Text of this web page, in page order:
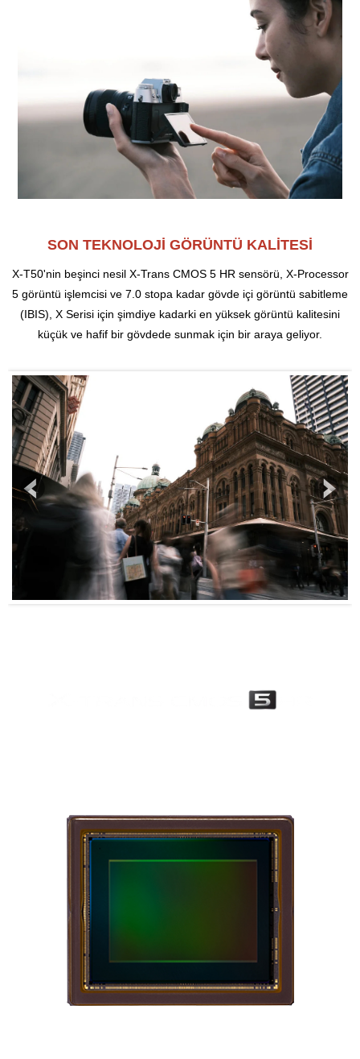
SON TEKNOLOJİ GÖRÜNTÜ KALİTESİ
X-T50'nin beşinci nesil X-Trans CMOS 5 HR sensörü, X-Processor
5 görüntü işlemcisi ve 7.0 stopa kadar gövde içi görüntü sabitleme
(IBIS), X Serisi için şimdiye kadarki en yüksek görüntü kalitesini
küçük ve hafif bir gövdede sunmak için bir araya geliyor.